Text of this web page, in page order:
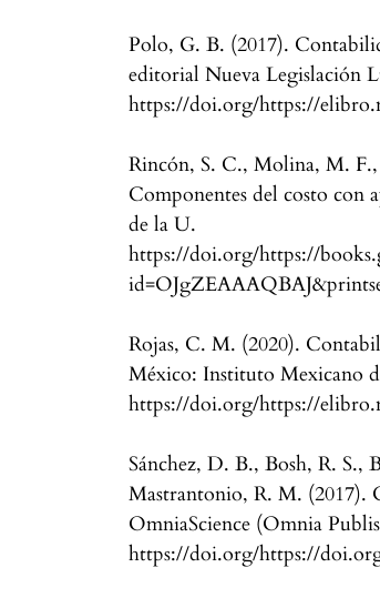
Polo, G. B. (2017).
editorial Nueva Legislación
https://doi.org/https://
Rincón, S. C., Molina, M.
Componentes del costo con
de la U.
https://doi.org/https://
Rojas, C. M. (2020).
México: Instituto Mexicano
https://doi.org/https://
Sánchez, D. B., Bosh, R. S.,
Mastrantonio, R. M. (2017).
OmniaScience (Omnia
https://doi.org/https://